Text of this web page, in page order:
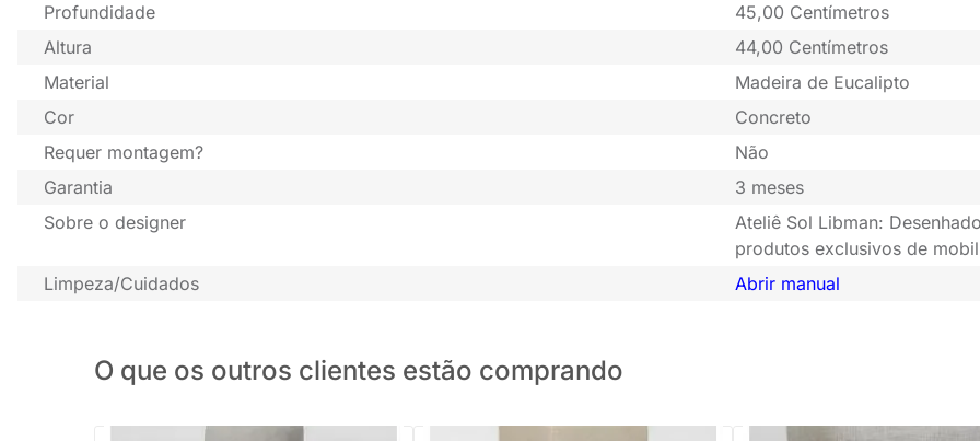
Profundidade
45,00 Centímetros
Altura
44,00 Centímetros
Material
Madeira de Eucalipto
Cor
Concreto
Requer montagem?
Não
Garantia
3 meses
Sobre o designer
Ateliê Sol Libman:
produtos exclusivos de
Limpeza/Cuidados
Abrir manual
O que os outros clientes estão comprando